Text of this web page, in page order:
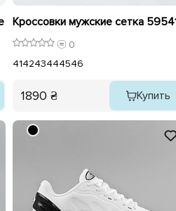
0
414243444546
1890 ₴ Купить